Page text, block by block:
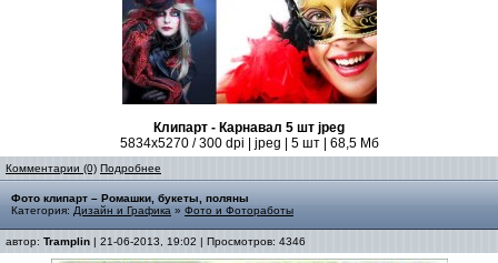
Клипарт - Карнавал 5 шт jpeg
5834x5270 / 300 dpi | jpeg | 5 шт | 68,5 Мб
Комментарии (0) Подробнее
Фото клипарт – Ромашки, букеты, поляны
Категория: Дизайн и Графика » Фото и Фотоработы
автор: Tramplin | 21-06-2013, 19:02 | Просмотров: 4346